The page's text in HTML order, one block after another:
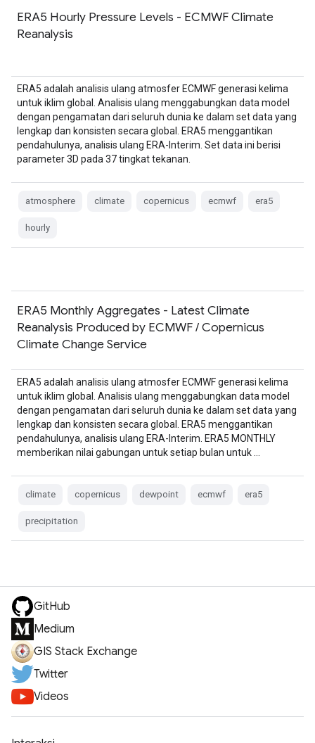
ERA5 Hourly Pressure Levels - ECMWF Climate
Reanalysis
ERA5 adalah analisis ulang atmosfer ECMWF generasi kelima
untuk iklim global. Analisis ulang menggabungkan data model
dengan pengamatan dari seluruh dunia ke dalam set data yang
lengkap dan konsisten secara global. ERA5 menggantikan
pendahulunya, analisis ulang ERA-Interim. Set data ini berisi
parameter 3D pada 37 tingkat tekanan.
atmosphere climate copernicus ecmwf era5
hourly
ERA5 Monthly Aggregates - Latest Climate
Reanalysis Produced by ECMWF / Copernicus
Climate Change Service
ERA5 adalah analisis ulang atmosfer ECMWF generasi kelima
untuk iklim global. Analisis ulang menggabungkan data model
dengan pengamatan dari seluruh dunia ke dalam set data yang
lengkap dan konsisten secara global. ERA5 menggantikan
pendahulunya, analisis ulang ERA-Interim. ERA5 MONTHLY
memberikan nilai gabungan untuk setiap bulan untuk …
climate copernicus dewpoint ecmwf era5
precipitation
GitHub
Medium
GIS Stack Exchange
Twitter
Videos